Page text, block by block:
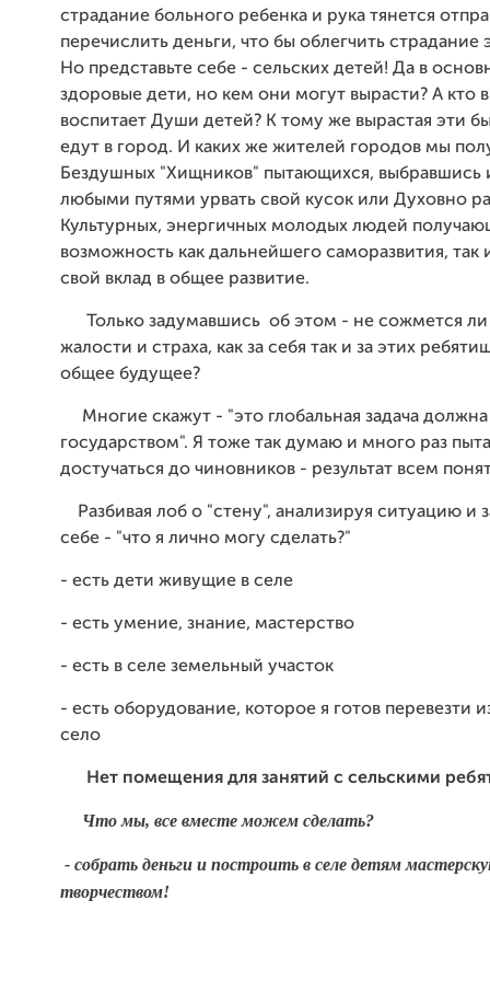
страдание больного ребенка и рука тянется
перечислить деньги, что бы облегчить страдание
Но представьте себе - сельских детей! Да в
здоровые дети, но кем они могут вырасти? А кто
воспитает Души детей? К тому же вырастая эти
едут в город. И каких же жителей городов мы
Бездушных "Хищников" пытающихся, выбравшись
любыми путями урвать свой кусок или Духовно
Культурных, энергичных молодых людей
возможность как дальнейшего саморазвития, так
свой вклад в общее развитие.
Только задумавшись об этом - не сожмется ли
жалости и страха, как за себя так и за этих
общее будущее?
Многие скажут - "это глобальная задача
государством". Я тоже так думаю и много раз
достучаться до чиновников - результат всем
Разбивая лоб о "стену", анализируя ситуацию и
себе - "что я лично могу сделать?"
- есть дети живущие в селе
- есть умение, знание, мастерство
- есть в селе земельный участок
- есть оборудование, которое я готов перевезти
село
Нет помещения для занятий с сельскими
Что мы, все вместе можем сделать?
- собрать деньги и построить в селе детям
творчеством!